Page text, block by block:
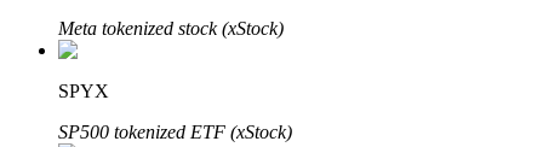
Pelajari Staking
Pelajari tentang mendapatkan penghasilan pasif
Bitrue
AI
Meta tokenized stock (xStock)
SPYX
SP500 tokenized ETF (xStock)